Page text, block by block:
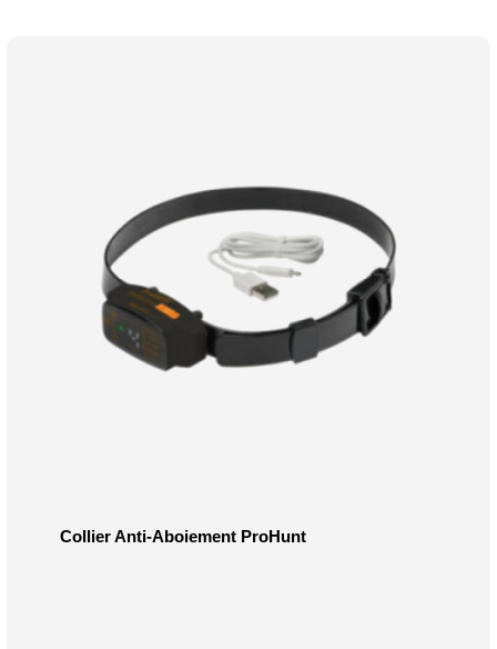
Collier Anti-Aboiement ProHunt